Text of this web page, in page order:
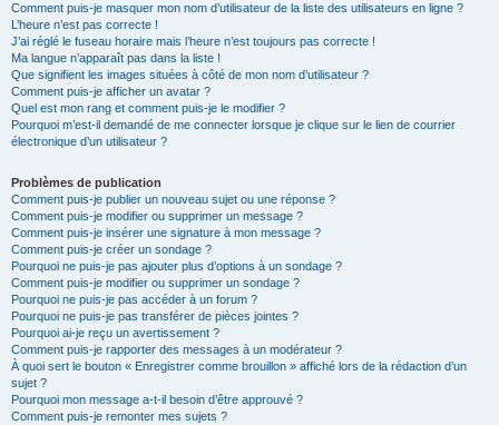
Comment puis-je masquer mon nom d’utilisateur de la liste des utilisateurs en ligne ?
L’heure n’est pas correcte !
J’ai réglé le fuseau horaire mais l’heure n’est toujours pas correcte !
Ma langue n’apparaît pas dans la liste !
Que signifient les images situées à côté de mon nom d’utilisateur ?
Comment puis-je afficher un avatar ?
Quel est mon rang et comment puis-je le modifier ?
Pourquoi m’est-il demandé de me connecter lorsque je clique sur le lien de courrier
électronique d’un utilisateur ?
Problèmes de publication
Comment puis-je publier un nouveau sujet ou une réponse ?
Comment puis-je modifier ou supprimer un message ?
Comment puis-je insérer une signature à mon message ?
Comment puis-je créer un sondage ?
Pourquoi ne puis-je pas ajouter plus d’options à un sondage ?
Comment puis-je modifier ou supprimer un sondage ?
Pourquoi ne puis-je pas accéder à un forum ?
Pourquoi ne puis-je pas transférer de pièces jointes ?
Pourquoi ai-je reçu un avertissement ?
Comment puis-je rapporter des messages à un modérateur ?
À quoi sert le bouton « Enregistrer comme brouillon » affiché lors de la rédaction d’un
sujet ?
Pourquoi mon message a-t-il besoin d’être approuvé ?
Comment puis-je remonter mes sujets ?